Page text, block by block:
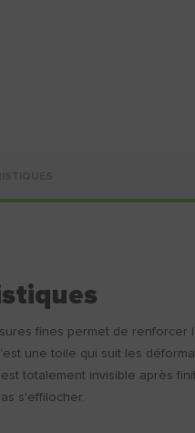
fines permet de renforcer
une toile qui suit les
totalement invisible après
s'effilocher.